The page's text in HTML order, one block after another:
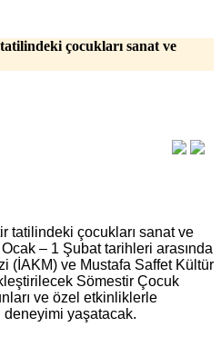
çocukları sanat ve
tatilindeki çocukları sanat ve
– 1 Şubat tarihleri arasında
(İAKM) ve Mustafa Saffet Kültür
Sömestir Çocuk
ve özel etkinliklerle
yaşatacak.